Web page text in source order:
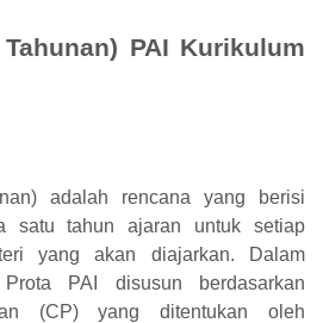
PAI Kurikulum
adalah rencana yang berisi
satu tahun ajaran untuk setiap
yang akan diajarkan. Dalam
PAI disusun berdasarkan
(CP) yang ditentukan oleh